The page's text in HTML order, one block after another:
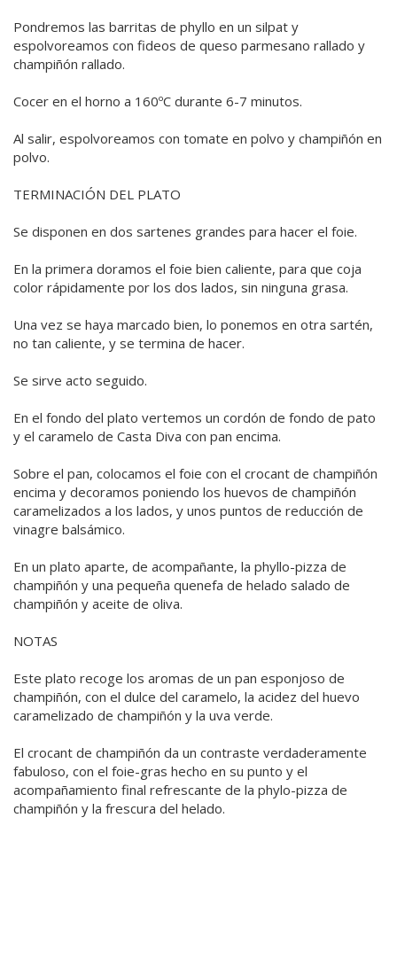
Pondremos las barritas de phyllo en un silpat y
espolvoreamos con fideos de queso parmesano rallado y
champiñón rallado.
Cocer en el horno a 160ºC durante 6-7 minutos.
Al salir, espolvoreamos con tomate en polvo y champiñón en
polvo.
TERMINACIÓN DEL PLATO
Se disponen en dos sartenes grandes para hacer el foie.
En la primera doramos el foie bien caliente, para que coja
color rápidamente por los dos lados, sin ninguna grasa.
Una vez se haya marcado bien, lo ponemos en otra sartén,
no tan caliente, y se termina de hacer.
Se sirve acto seguido.
En el fondo del plato vertemos un cordón de fondo de pato
y el caramelo de Casta Diva con pan encima.
Sobre el pan, colocamos el foie con el crocant de champiñón
encima y decoramos poniendo los huevos de champiñón
caramelizados a los lados, y unos puntos de reducción de
vinagre balsámico.
En un plato aparte, de acompañante, la phyllo-pizza de
champiñón y una pequeña quenefa de helado salado de
champiñón y aceite de oliva.
NOTAS
Este plato recoge los aromas de un pan esponjoso de
champiñón, con el dulce del caramelo, la acidez del huevo
caramelizado de champiñón y la uva verde.
El crocant de champiñón da un contraste verdaderamente
fabuloso, con el foie-gras hecho en su punto y el
acompañamiento final refrescante de la phylo-pizza de
champiñón y la frescura del helado.